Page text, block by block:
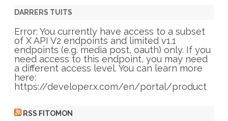
g
r
i
e
s
DARRERS TUITS
Error: You currently have access to a subset
of X API V2 endpoints and limited v1.1
endpoints (e.g. media post, oauth) only. If you
need access to this endpoint, you may need
a different access level. You can learn more
here:
https://developer.x.com/en/portal/product
RSS FITOMON